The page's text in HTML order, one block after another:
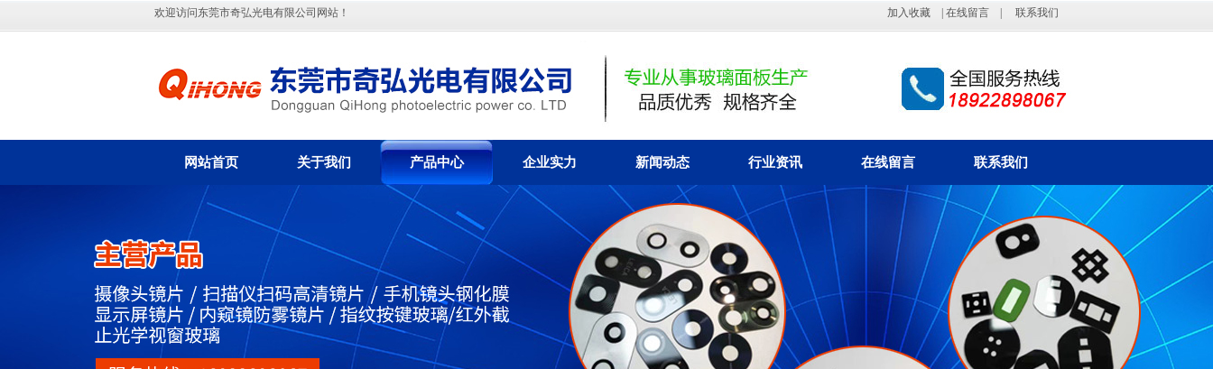
欢迎访问东莞市奇弘光电有限公司网站！ 加入收藏 在线留言 联系我们
网站首页 关于我们 产品中心 企业实力 新闻动态 行业资讯 在线留言 联系我们